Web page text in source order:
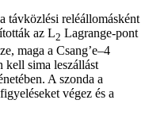
távközlési reléállomásként
az L2 Lagrange-pont
maga a Csang’e–4
kell sima leszállást
A szonda a
végez és a